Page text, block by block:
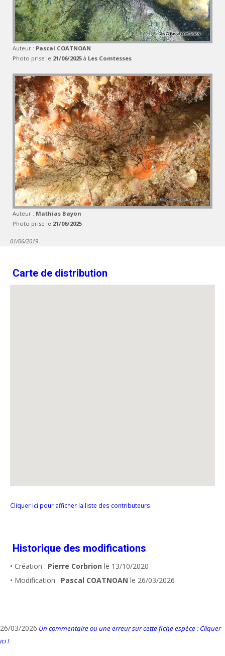
Auteur : Pascal COATNOAN
Photo prise le 21/06/2025 à Les Comtesses
Auteur : Mathias Bayon
Photo prise le 21/06/2025
01/06/2019
Carte de distribution
Cliquer ici pour afficher la liste des contributeurs
Historique des modifications
• Création : Pierre Corbrion le 13/10/2020
• Modification : Pascal COATNOAN le 26/03/2026
26/03/2026 Un commentaire ou une erreur sur cette fiche espèce : Cliquer
ici !